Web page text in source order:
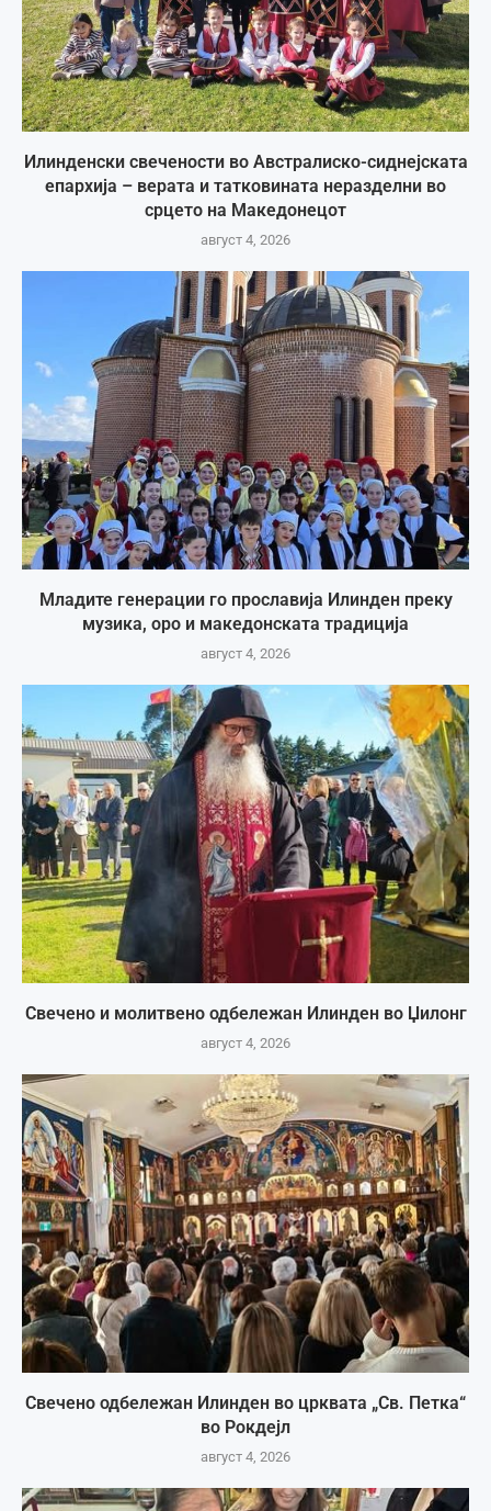
Илинденски свечености во Австралиско-сиднејската
епархија – верата и татковината неразделни во
срцето на Македонецот
август 4, 2026
Младите генерации го прославија Илинден преку
музика, оро и македонската традиција
август 4, 2026
Свечено и молитвено одбележан Илинден во Џилонг
август 4, 2026
Свечено одбележан Илинден во црквата „Св. Петка“
во Рокдејл
август 4, 2026